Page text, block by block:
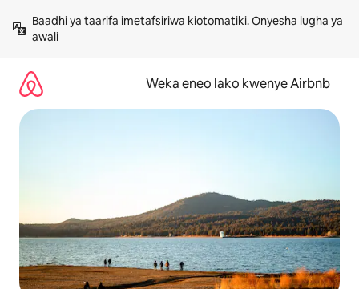
kwenda
kwenye
Baadhi ya taarifa imetafsiriwa kiotomatiki. Onyesha lugha ya
awali
Weka eneo lako kwenye Airbnb